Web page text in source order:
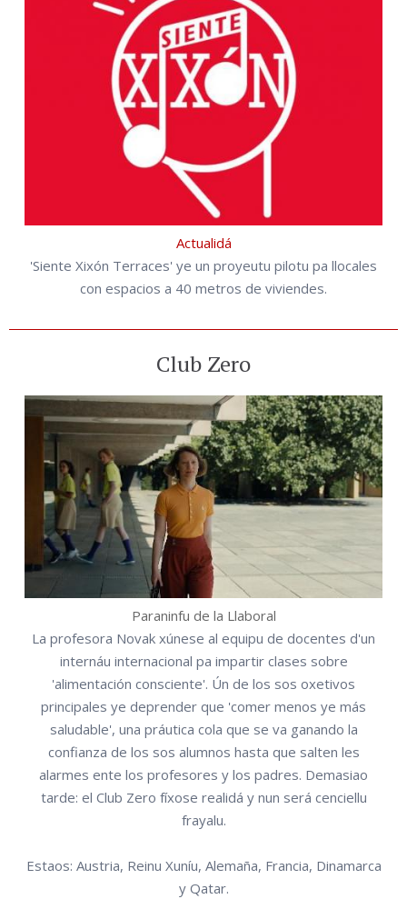
Actualidá
'Siente Xixón Terraces' ye un proyeutu pilotu pa llocales
con espacios a 40 metros de viviendes.
Club Zero
Paraninfu de la Llaboral
La profesora Novak xúnese al equipu de docentes d'un
internáu internacional pa impartir clases sobre
'alimentación consciente'. Ún de los sos oxetivos
principales ye deprender que 'comer menos ye más
saludable', una práutica cola que se va ganando la
confianza de los sos alumnos hasta que salten les
alarmes ente los profesores y los padres. Demasiao
tarde: el Club Zero fíxose realidá y nun será cenciellu
frayalu.
Estaos: Austria, Reinu Xuníu, Alemaña, Francia, Dinamarca
y Qatar.